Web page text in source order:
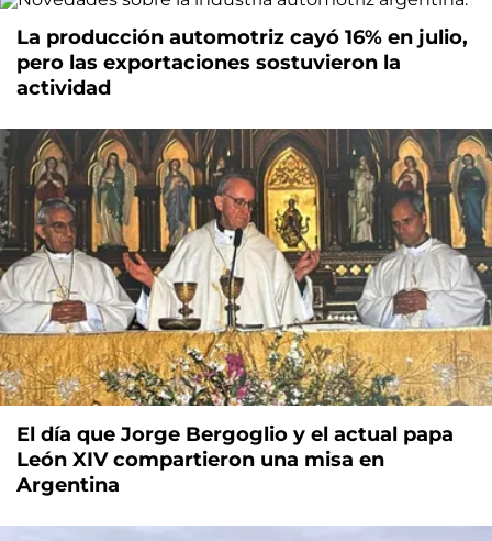
La producción automotriz cayó 16% en julio,
pero las exportaciones sostuvieron la
actividad
El día que Jorge Bergoglio y el actual papa
León XIV compartieron una misa en
Argentina